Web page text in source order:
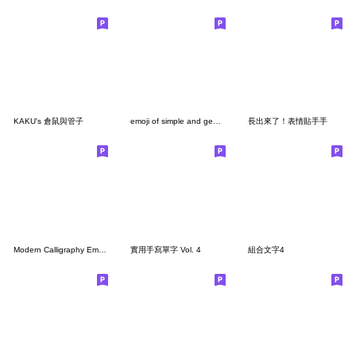
KAKU's 倉鼠與管子 emoji of simple and gentle color 長出來了！表情貼手手
實用手寫單字 Vol. 4 組合文字4